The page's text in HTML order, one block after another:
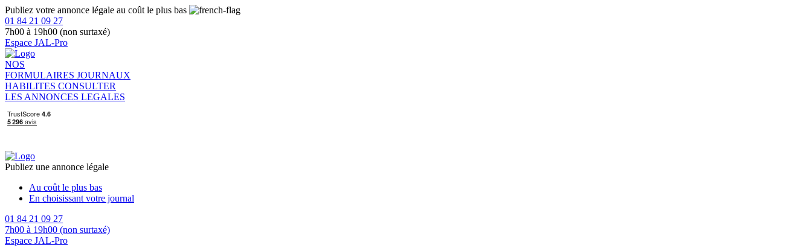
Publiez votre annonce légale au coût le plus bas
01 84 21 09 27
7h00 à 19h00 (non surtaxé)
Espace JAL-Pro
NOS
FORMULAIRES JOURNAUX
HABILITES CONSULTER
LES ANNONCES LEGALES
Publiez une annonce légale
Au coût le plus bas
En choisissant votre journal
01 84 21 09 27
7h00 à 19h00 (non surtaxé)
Espace JAL-Pro